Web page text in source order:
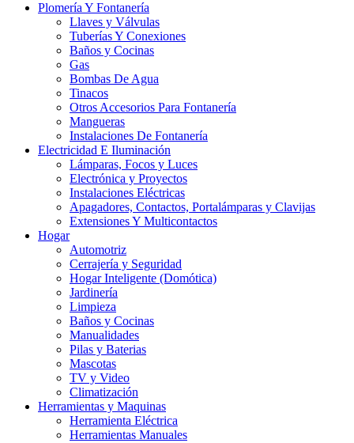
Plomería Y Fontanería
Llaves y Válvulas
Tuberías Y Conexiones
Baños y Cocinas
Gas
Bombas De Agua
Tinacos
Otros Accesorios Para Fontanería
Mangueras
Instalaciones De Fontanería
Electricidad E Iluminación
Lámparas, Focos y Luces
Electrónica y Proyectos
Instalaciones Eléctricas
Apagadores, Contactos, Portalámparas y Clavijas
Extensiones Y Multicontactos
Hogar
Automotriz
Cerrajería y Seguridad
Hogar Inteligente (Domótica)
Jardinería
Limpieza
Baños y Cocinas
Manualidades
Pilas y Baterias
Mascotas
TV y Video
Climatización
Herramientas y Maquinas
Herramienta Eléctrica
Herramientas Manuales